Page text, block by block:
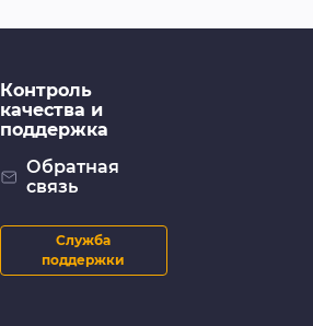
Контроль
качества и
поддержка
Обратная
связь
Служба
поддержки